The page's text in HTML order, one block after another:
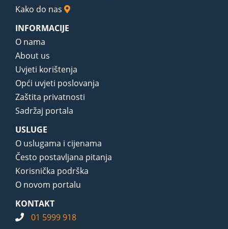
Kako do nas
INFORMACIJE
O nama
About us
Uvjeti korištenja
Opći uvjeti poslovanja
Zaštita privatnosti
Sadržaj portala
USLUGE
O uslugama i cijenama
Često postavljana pitanja
Korisnička podrška
O novom portalu
KONTAKT
01 5999 918